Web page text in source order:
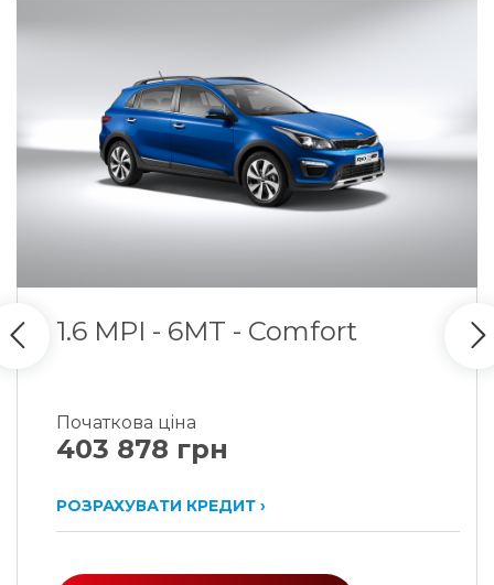
1.6 MPI - 6MT - Comfort
Початкова цiна
403 878 грн
РОЗРАХУВАТИ КРЕДИТ ›